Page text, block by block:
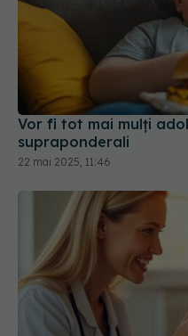
Vor fi tot mai mulți
supraponderali
22 mai 2025, 11:46